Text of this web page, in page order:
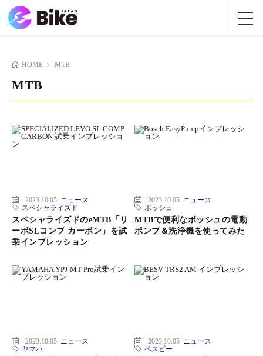
HOME MTB
MTB
2023.10.05
ニュース
スペシャライズド
スペシャライズドのeMTB「リ
ーボSLコンプ カーボン」を試
乗インプレッション
2023.10.05
ニュース
ボッシュ
MTBで便利なボッシュの電動
ポンプ＆洗浄機を使ってみた
2023.10.05
ニュース
ヤマハ
2023.10.05
ニュース
ベスビー